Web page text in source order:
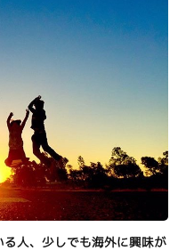
人、少しでも海外に興味が